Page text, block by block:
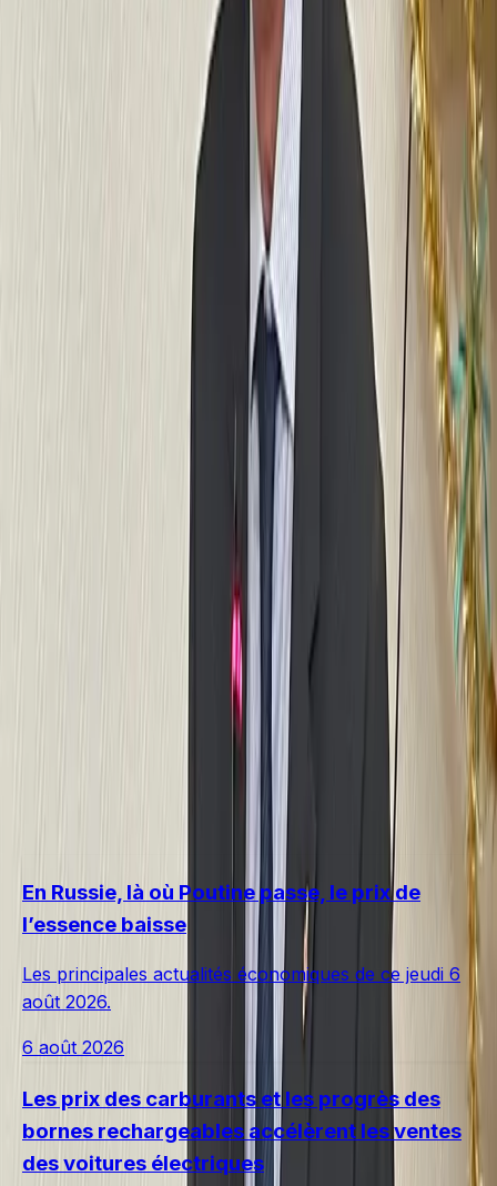
Revues de presse
En Russie, là où Poutine passe, le prix de
l’essence baisse
Les principales actualités économiques de ce jeudi 6
août 2026.
6 août 2026
Les prix des carburants et les progrès des
bornes rechargeables accélèrent les ventes
des voitures électriques